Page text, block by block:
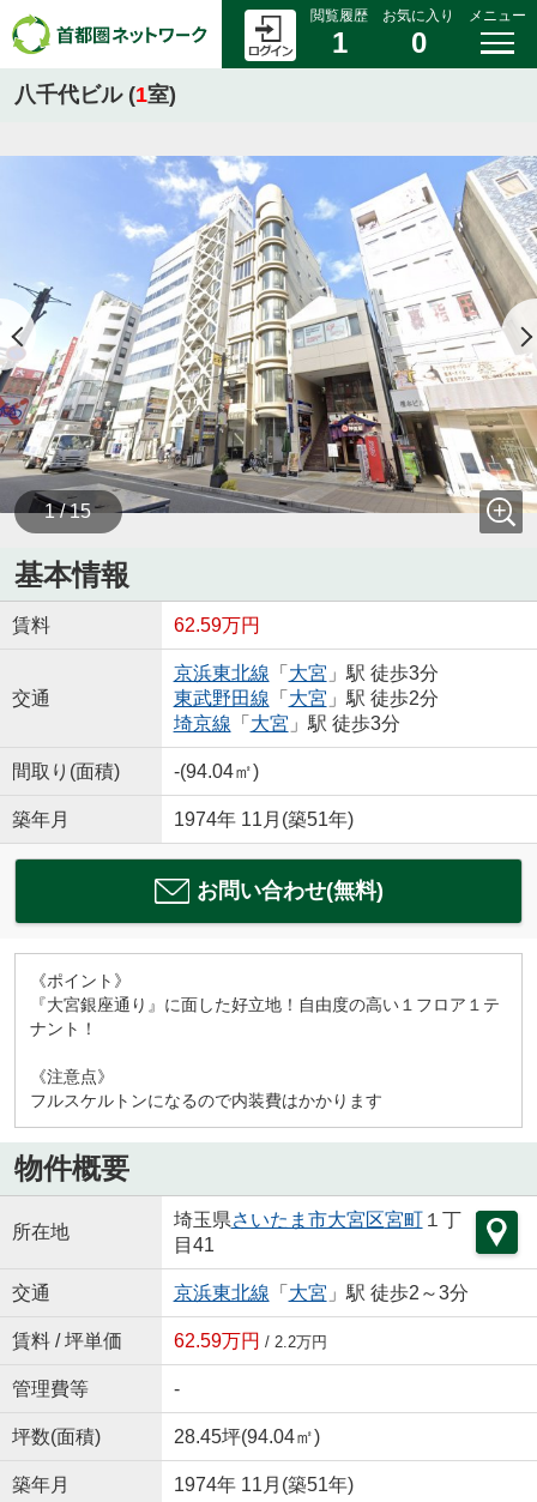
閲覧履歴
1
お気に入り
0
メニュー
八千代ビル (1室)
1 / 15
基本情報
賃料 62.59万円
交通
京浜東北線 「 大宮 」駅 徒歩3分
東武野田線 「 大宮 」駅 徒歩2分
埼京線 「 大宮 」駅 徒歩3分
間取り(面積) -(94.04㎡)
築年月 1974年 11月(築51年)
お問い合わせ(無料)
《ポイント》
『大宮銀座通り』に面した好立地！自由度の高い１フロア１テ
ナント！
《注意点》
フルスケルトンになるので内装費はかかります
物件概要
所在地
埼玉県さいたま市大宮区宮町１丁
目41
交通 京浜東北線 「 大宮 」駅 徒歩2～3分
賃料 / 坪単価 62.59万円 / 2.2万円
管理費等 -
坪数(面積) 28.45坪(94.04㎡)
築年月 1974年 11月(築51年)